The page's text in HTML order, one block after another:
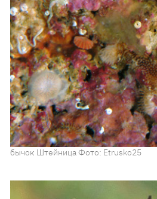
бычок Штейница Фото: Etrusko25